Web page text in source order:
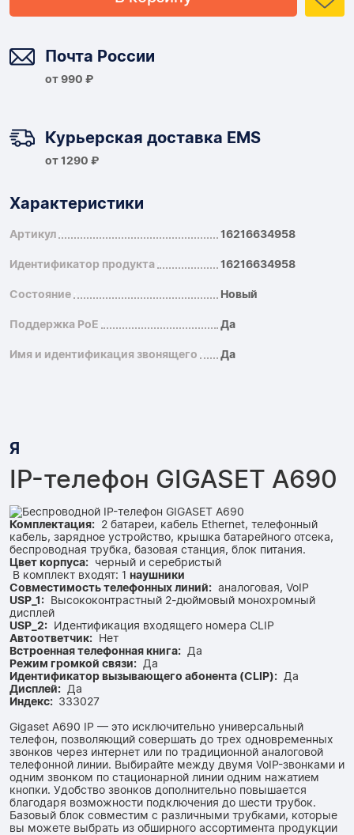
Почта России
от 990 ₽
Курьерская доставка EMS
от 1290 ₽
Характеристики
Артикул 16216634958
Идентификатор продукта 16216634958
Состояние Новый
Поддержка PoE Да
Имя и идентификация звонящего Да
Я
IP-телефон GIGASET A690
Комплектация: 2 батареи, кабель Ethernet, телефонный
кабель, зарядное устройство, крышка батарейного отсека,
беспроводная трубка, базовая станция, блок питания.
Цвет корпуса: черный и серебристый
В комплект входят: 1 наушники
Совместимость телефонных линий: аналоговая, VoIP
USP_1: Высококонтрастный 2-дюймовый монохромный
дисплей
USP_2: Идентификация входящего номера CLIP
Автоответчик: Нет
Встроенная телефонная книга: Да
Режим громкой связи: Да
Идентификатор вызывающего абонента (CLIP): Да
Дисплей: Да
Индекс: 333027
Gigaset A690 IP — это исключительно универсальный
телефон, позволяющий совершать до трех одновременных
звонков через интернет или по традиционной аналоговой
телефонной линии. Выбирайте между двумя VoIP-звонками и
одним звонком по стационарной линии одним нажатием
кнопки. Удобство звонков дополнительно повышается
благодаря возможности подключения до шести трубок.
Базовый блок совместим с различными трубками, которые
вы можете выбрать из обширного ассортимента продукции